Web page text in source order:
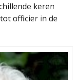
keren
officier in de